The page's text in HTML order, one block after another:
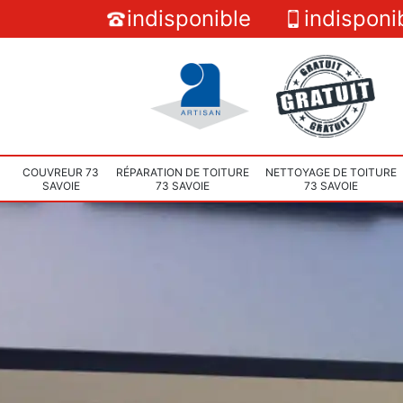
indisponible
COUVREUR 73
SAVOIE
RÉPARATION DE TOITURE
73 SAVOIE
NETTOYAGE DE TOITURE
73 SAVOIE